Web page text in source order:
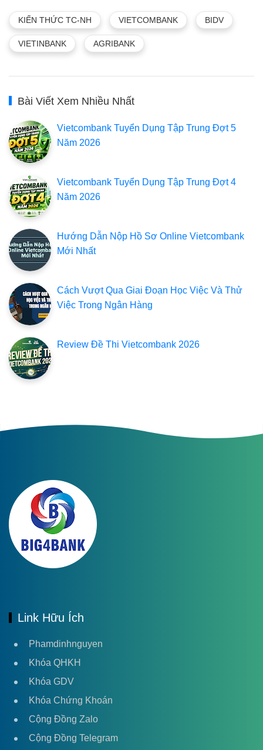
KIẾN THỨC TC-NH VIETCOMBANK BIDV
VIETINBANK AGRIBANK
Bài Viết Xem Nhiều Nhất
Vietcombank Tuyển Dụng Tập Trung Đợt 5
Năm 2026
Vietcombank Tuyển Dụng Tập Trung Đợt 4
Năm 2026
Hướng Dẫn Nộp Hồ Sơ Online Vietcombank
Mới Nhất
Cách Vượt Qua Giai Đoạn Học Việc Và Thử
Việc Trong Ngân Hàng
Review Đề Thi Vietcombank 2026
Link Hữu Ích
Phamdinhnguyen
Khóa QHKH
Khóa GDV
Khóa Chứng Khoán
Cộng Đồng Zalo
Cộng Đồng Telegram